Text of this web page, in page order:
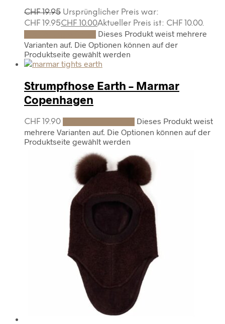
CHF19.95 Ursprünglicher Preis war:
CHF 19.95CHF 10.00Aktueller Preis ist: CHF 10.00.
Dieses Produkt weist mehrere
Varianten auf. Die Optionen können auf der
Produktseite gewählt werden
Strumpfhose Earth – Marmar
Copenhagen
CHF 19.90
Dieses Produkt weist
mehrere Varianten auf. Die Optionen können auf der
Produktseite gewählt werden